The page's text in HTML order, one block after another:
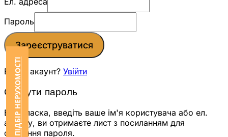
Пароль
Зареєструватися
Вже є акаунт? Увійти
Скинути пароль
Будь ласка, введіть ваше ім'я користувача або ел.
адресу, ви отримаєте лист з посиланням для
скидання пароля.